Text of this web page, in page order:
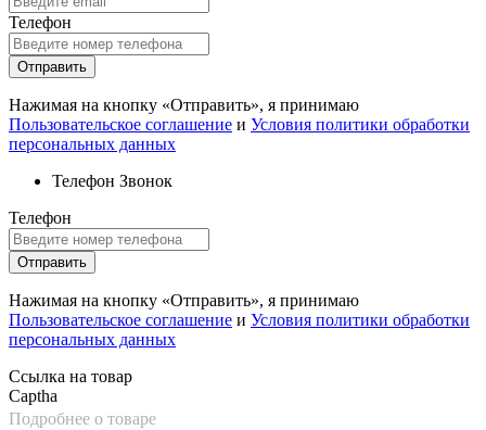
Телефон
Отправить
Нажимая на кнопку «Отправить», я принимаю
Пользовательское соглашение и Условия политики обработки
персональных данных
Телефон Звонок
Телефон
Отправить
Нажимая на кнопку «Отправить», я принимаю
Пользовательское соглашение и Условия политики обработки
персональных данных
Ссылка на товар
Captha
Подробнее о товаре